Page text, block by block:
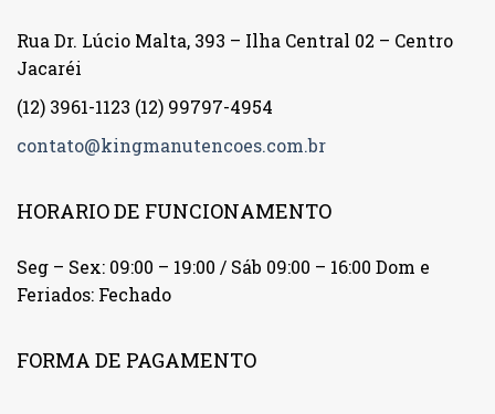
Rua Dr. Lúcio Malta, 393 – Ilha Central 02 – Centro
Jacaréi
(12) 3961-1123 (12) 99797-4954
contato@kingmanutencoes.com.br
HORARIO DE FUNCIONAMENTO
Seg – Sex: 09:00 – 19:00 / Sáb 09:00 – 16:00 Dom e
Feriados: Fechado
FORMA DE PAGAMENTO